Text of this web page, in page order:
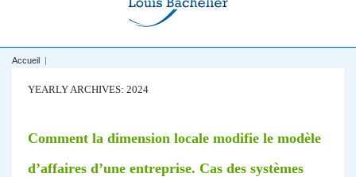
Accueil |
YEARLY ARCHIVES: 2024
Comment la dimension locale modifie le modèle
d’affaires d’une entreprise. Cas des systèmes